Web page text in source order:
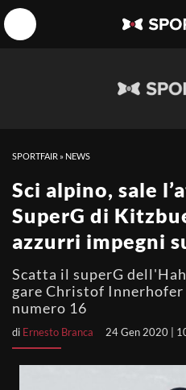
SPORTFAIR » NEWS
Sci alpino, sale
SuperG di
azzurri impegni
Scatta il superG
gare Christof Innerhofer
numero 16
di Ernesto Branca 24 Gen 2020 |